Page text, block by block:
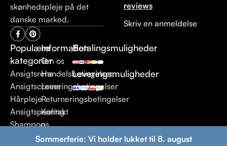
Sommerferie: Vi holder lukket til 8. august
skønhedspleje på det
danske marked.
Populære
kategorier
Ansigtsrens
Ansigtscreme
Hårpleje
Ansigtspeeling
Shampoo
Information
Om os
Handelsbetingelser
Leveringsbetingelser
Returneringsbetingelser
Kontakt
os
Betalingsmuligheder
Leveringsmuligheder
reviews
Skriv en anmeldelse